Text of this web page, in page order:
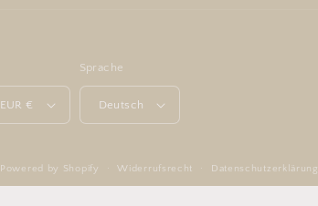
Deutschland | EUR €
Sprache
Deutsch
Powered by Shopify Widerrufsrecht Datenschutzerklärung